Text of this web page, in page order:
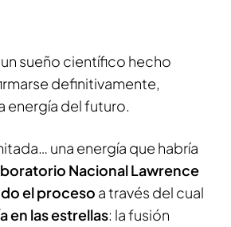
sueño científico hecho
definitivamente,
energía del futuro.
una energía que habría
Nacional Lawrence
el proceso a través del cual
en las estrellas: la fusión